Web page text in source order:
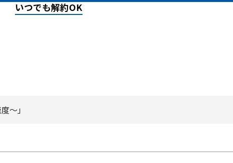
いつでも解約OK
～」